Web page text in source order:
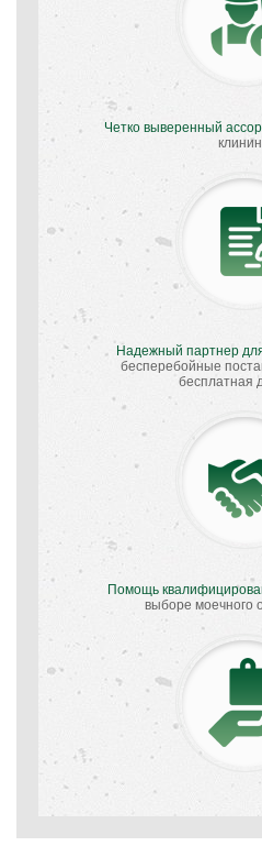
Четко выверенный
Надежный партнер
бесперебойные
бесплатная
Помощь
выборе моечного